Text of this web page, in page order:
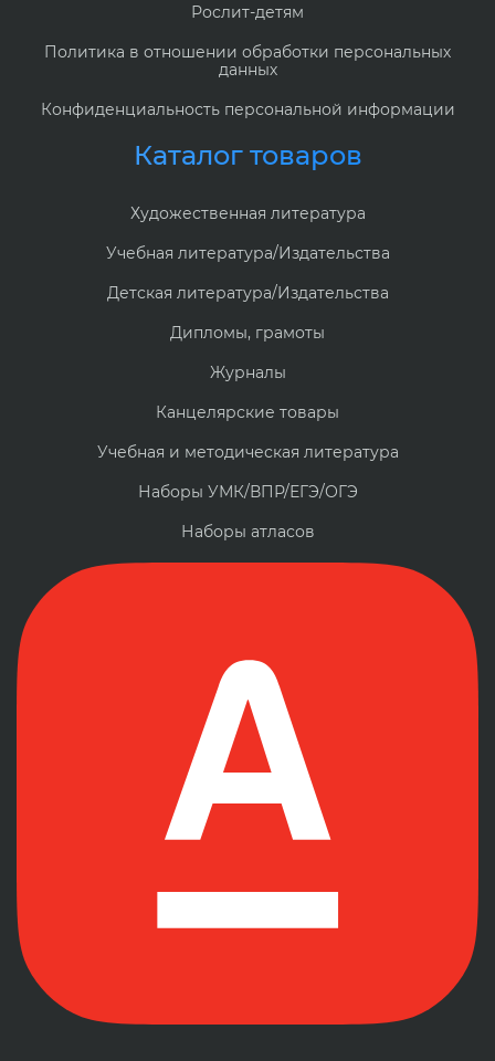
Рослит-детям
Политика в отношении обработки персональных
данных
Конфиденциальность персональной информации
Каталог товаров
Художественная литература
Учебная литература/Издательства
Детская литература/Издательства
Дипломы, грамоты
Журналы
Канцелярские товары
Учебная и методическая литература
Наборы УМК/ВПР/ЕГЭ/ОГЭ
Наборы атласов